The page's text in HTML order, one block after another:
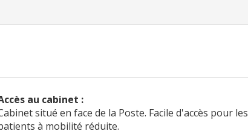
au cabinet :
situé en face de la Poste. Facile d'accès pour les
à mobilité réduite.